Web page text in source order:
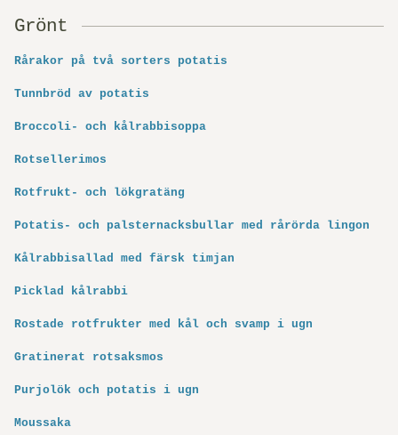
Grönt
Rårakor på två sorters potatis
Tunnbröd av potatis
Broccoli- och kålrabbi­soppa
Rotsellerimos
Rotfrukt- och lökgratäng
Potatis- och palsternacks­bullar med rårörda lingon
Kålrabbisallad med färsk timjan
Picklad kålrabbi
Rostade rotfrukter med kål och svamp i ugn
Gratinerat rotsaksmos
Purjolök och potatis i ugn
Moussaka